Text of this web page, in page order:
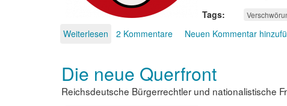
Tags
Weiterlesen über
Verschwörung
2 Kommentare Neuen Kommentar
Die neue Querfront
Reichsdeutsche Bürgerrechtler und nationalistische